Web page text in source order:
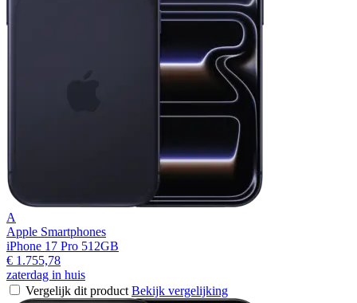
A
Apple Smartphones
iPhone 17 Pro 512GB
€ 1.755,78
zaterdag in huis
Vergelijk dit product Bekijk vergelijking